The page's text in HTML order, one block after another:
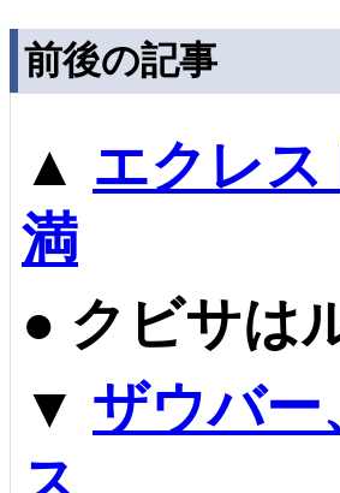
前後の記事
▲ エクレ
満
● クビサは
▼ ザウバー